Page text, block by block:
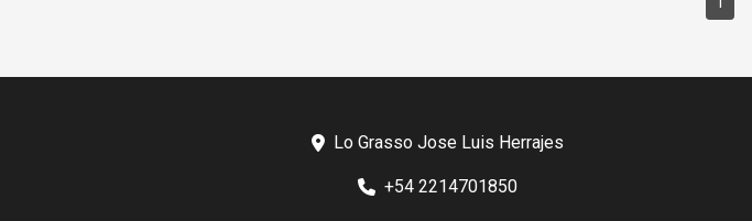
Lo Grasso Jose Luis Herrajes
+54 2214701850